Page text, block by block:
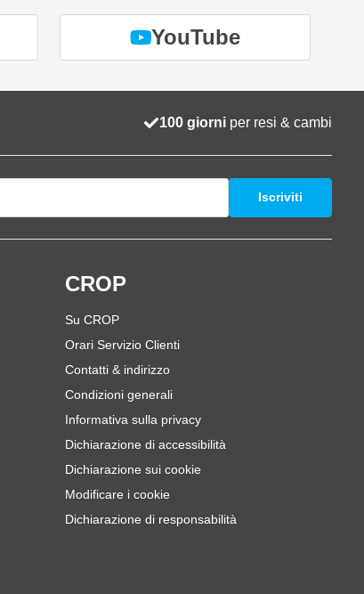
YouTube
100 giorni per resi & cambi
Iscriviti
CROP
Su CROP
Orari Servizio Clienti
Contatti & indirizzo
Condizioni generali
Informativa sulla privacy
Dichiarazione di accessibilità
Dichiarazione sui cookie
Modificare i cookie
Dichiarazione di responsabilità